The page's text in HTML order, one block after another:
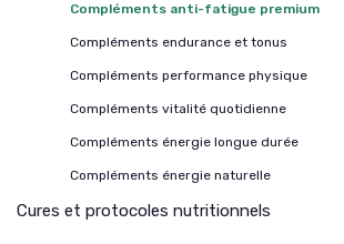
Compléments anti-fatigue premium
Compléments endurance et tonus
Compléments performance physique
Compléments vitalité quotidienne
Compléments énergie longue durée
Compléments énergie naturelle
Cures et protocoles nutritionnels